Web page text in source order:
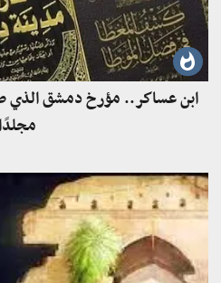
ابن عساكر.. مؤرخ دمشق الذي
مجلدًا